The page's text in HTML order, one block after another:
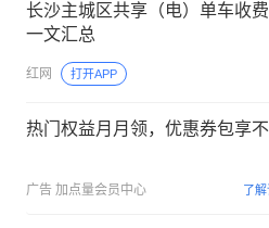
长沙主城区共享（电）单车收
一文汇总
红网 打开APP
热门权益月月领，优惠券包享不
广告 加点量会员中心 了